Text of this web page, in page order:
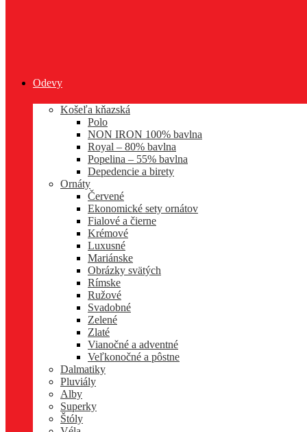
Odevy
Košeľa kňazská
Polo
NON IRON 100% bavlna
Royal – 80% bavlna
Popelina – 55% bavlna
Depedencie a birety
Ornáty
Červené
Ekonomické sety ornátov
Fialové a čierne
Krémové
Luxusné
Mariánske
Obrázky svätých
Rímske
Ružové
Svadobné
Zelené
Zlaté
Vianočné a adventné
Veľkonočné a pôstne
Dalmatiky
Pluviály
Alby
Superky
Štóly